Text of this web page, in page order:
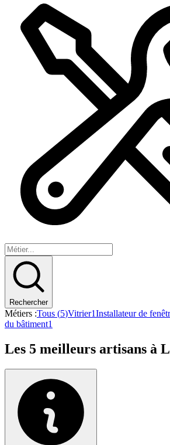
Rechercher
Métiers :Tous (5)Vitrier1Installateur de
du bâtiment1
Les 5 meilleurs artisans à